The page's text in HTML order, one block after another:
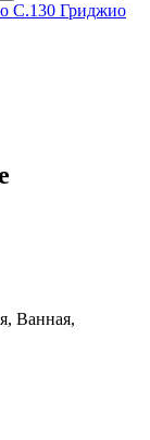
С.130 Гриджио
Ванная,